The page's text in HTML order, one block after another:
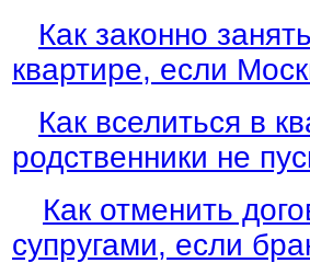
Как законно
квартире, если
Как вселиться в
родственники не
Как отменить
супругами, если